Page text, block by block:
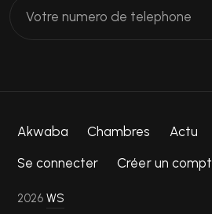
Akwaba Chambres Actu
Se connecter
Créer un
2026WS